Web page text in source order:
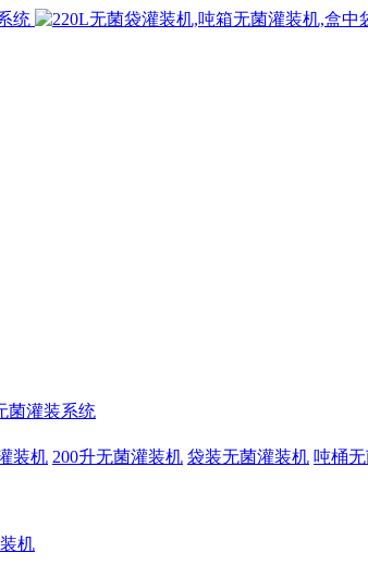
菌灌装系统
装机 200升无菌灌装机 袋装无菌灌装机 吨桶
机